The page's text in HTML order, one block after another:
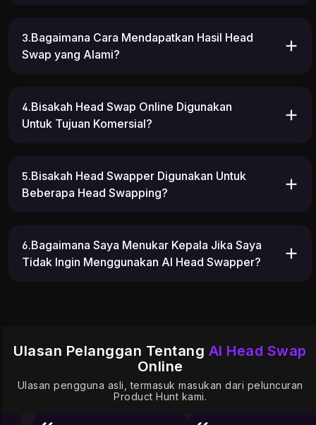
3.Bagaimana Cara Mendapatkan Hasil Head
Swap yang Alami?
4.Bisakah Head Swap Online Digunakan
Untuk Tujuan Komersial?
5.Bisakah Head Swapper Digunakan Untuk
Beberapa Head Swapping?
6.Bagaimana Saya Menukar Kepala Jika Saya
Tidak Ingin Menggunakan AI Head Swapper?
Ulasan Pelanggan Tentang AI Head Swap
Online
Ulasan pengguna asli, termasuk masukan dari peluncuran
Product Hunt kami.